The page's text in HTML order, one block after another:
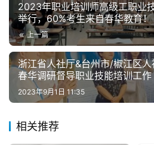
2023年职业培训师高级工职业
举行，60%考生来自春华教育！
上一篇
浙江省人社厅&台州市/椒江区
春华调研督导职业技能培训工作
2023年9月1日 11:35
相关推荐